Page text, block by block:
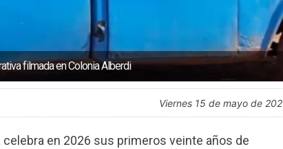
filmada en Colonia Alberdi
viernes 15 de mayo de
en 2026 sus primeros veinte años de